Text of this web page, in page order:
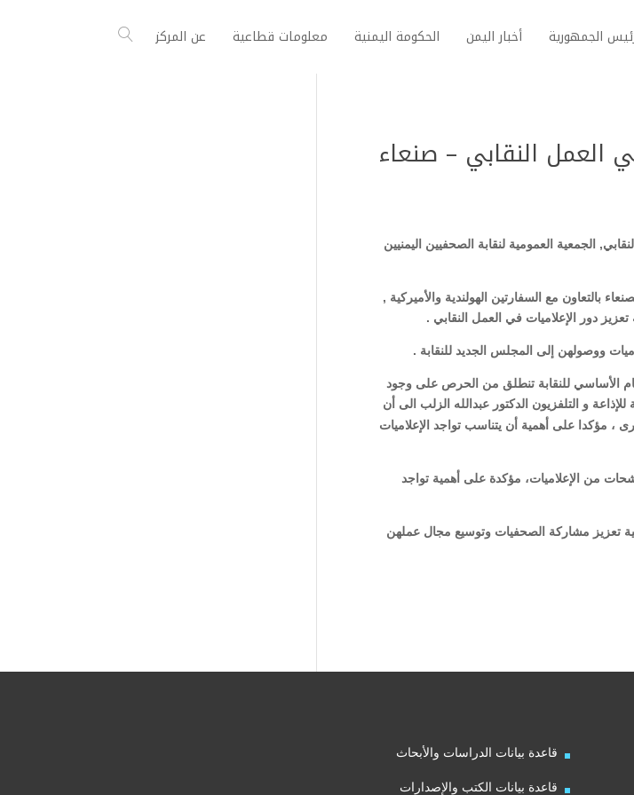
الجمهورية أخبار اليمن الحكومة اليمنية معلومات قطاعية عن المركز
العمل النقابي – صنعاء
الجمعية العمومية لنقابة الصحفيين اليمنيين
بالتعاون مع السفارتين الهولندية والأميركية ,
دور الإعلاميات في العمل النقابي .
ووصولهن إلى المجلس الجديد للنقابة .
20 % المقترح اضافتها الى النظام الأساسي للنقابة تنطلق من الحرص على وجود
و التلفزيون الدكتور عبدالله الزلب الى أن
، مؤكدا على أهمية أن يتناسب تواجد الإعلاميات
من الإعلاميات، مؤكدة على أهمية تواجد
تعزيز مشاركة الصحفيات وتوسيع مجال عملهن
قاعدة بيانات الدراسات والأبحاث
قاعدة بيانات الكتب والإصدارات